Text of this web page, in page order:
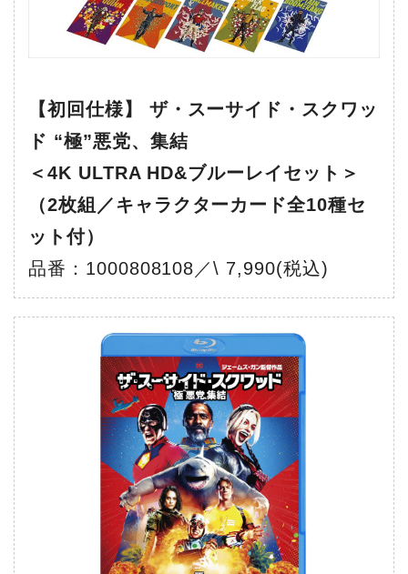
【初回仕様】 ザ・スーサイド・スクワッ
ド “極”悪党、集結
＜4K ULTRA HD&ブルーレイセット＞
（2枚組／キャラクターカード全10種セ
ット付）
品番：1000808108／\ 7,990(税込)